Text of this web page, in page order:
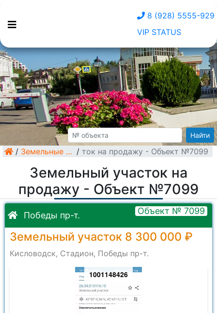
8 (928) 5555-929
VIP STATUS
Найти
/ Земельные участки /
Земельный участок на продажу - Объект №7099
Земельный участок на
продажу - Объект №7099
Победы пр-т. Объект № 7099
Земельный участок 8 300 000 ₽
Кисловодск, Стадион, Победы пр-т.
1001148426